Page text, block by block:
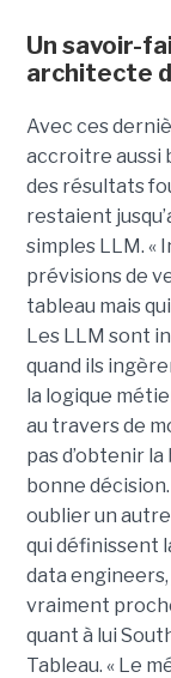
Un savoir-
architecte
Avec ces
accroitre aussi
desrésultats
restaient
simples LLM. «
prévisions de
tableau mais
Les LLM sont
quand ils
la logique
au travers de
pas d’obtenir
bonne décision.
oublier un
qui définissent
data engineers
vraiment
quant à lui
Tableau. « Le